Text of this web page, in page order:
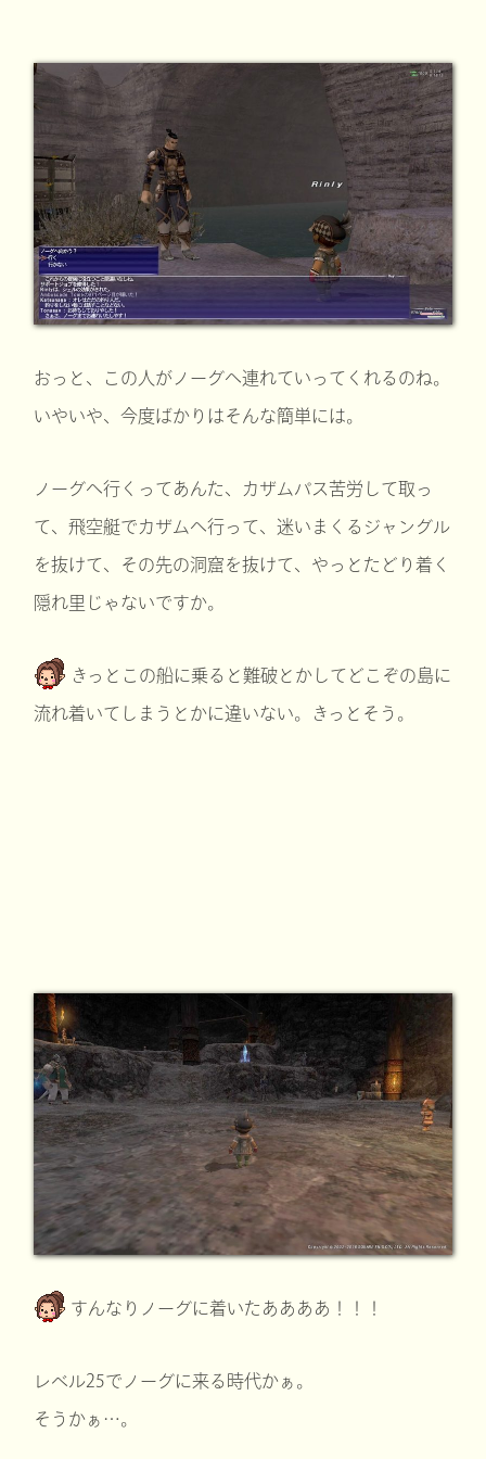
おっと、この人がノーグへ連れていってくれるのね。
いやいや、今度ばかりはそんな簡単には。
ノーグへ行くってあんた、カザムパス苦労して取っ
て、飛空艇でカザムへ行って、迷いまくるジャングル
を抜けて、その先の洞窟を抜けて、やっとたどり着く
隠れ里じゃないですか。
きっとこの船に乗ると難破とかしてどこぞの島に
流れ着いてしまうとかに違いない。きっとそう。
すんなりノーグに着いたああああ！！！
レベル25でノーグに来る時代かぁ。
そうかぁ…。